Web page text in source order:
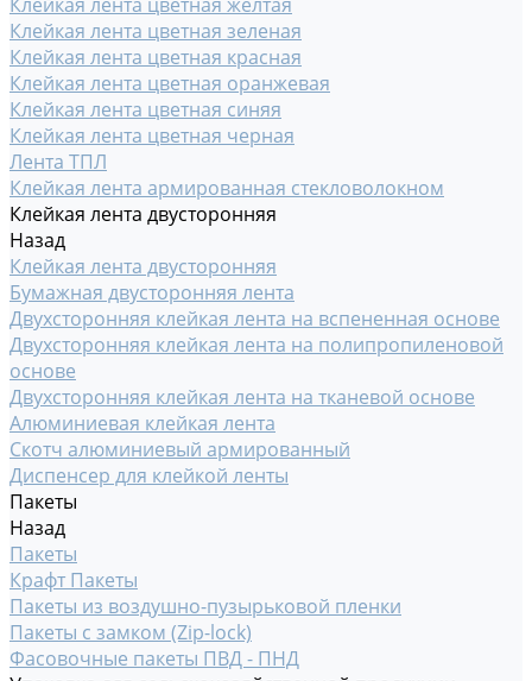
Клейкая лента цветная зеленая
Клейкая лента цветная красная
Клейкая лента цветная оранжевая
Клейкая лента цветная синяя
Клейкая лента цветная черная
Лента ТПЛ
Клейкая лента армированная стекловолокном
Клейкая лента двусторонняя
Назад
Клейкая лента двусторонняя
Бумажная двусторонняя лента
Двухсторонняя клейкая лента на вспененная основе
Двухсторонняя клейкая лента на полипропиленовой
основе
Двухсторонняя клейкая лента на тканевой основе
Алюминиевая клейкая лента
Скотч алюминиевый армированный
Диспенсер для клейкой ленты
Пакеты
Назад
Пакеты
Крафт Пакеты
Пакеты из воздушно-пузырьковой пленки
Пакеты с замком (Zip-lock)
Фасовочные пакеты ПВД - ПНД